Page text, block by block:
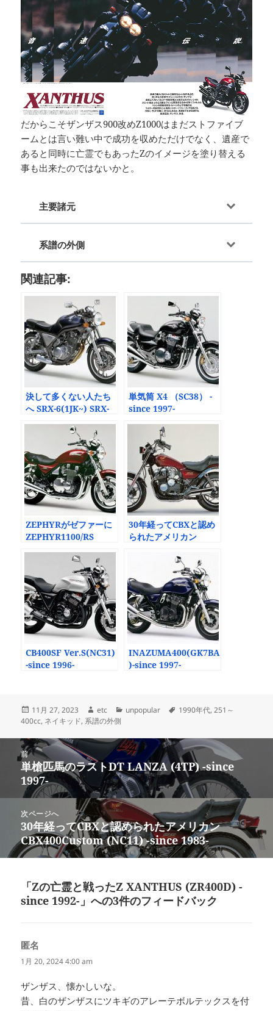
だからこそザンザス900改めZ1000はまだストファイブ
ームとは言い難い中で成功を収めただけでなく、遺産で
あると同時に亡霊でもあったZのイメージを塗り替える
事も出来たのではないかと。
主要諸元
系譜の外側
関連記事:
決して多くない人たち
へ SRX-6(1JK~) SRX-
単気筒 X4 （SC38） -
since 1997-
ZEPHYRがゼファーに
ZEPHYR1100/RS
30年経ってCBXと認め
られたアメリカン
(NC11) -since 1983-
CB400SF Ver.S(NC31)
-since 1996-
INAZUMA400(GK7BA
)-since 1997-
投
稿
11月 27, 2023
作
成
etc
カ
リ
ー
unpopular
タ
1990年代,251～
400cc, ネイキッド, 系譜の外側
ン
前
前
の
投
稿:
単槍匹馬のラストDT LANZA (4TP) -since
1997-
次ページへ
次
の
投
30年経ってCBXと認められたアメリカン
CBX400Custom (NC11) -since 1983-
「Zの亡霊と戦ったZ XANTHUS (ZR400D) -
since 1992-」への3件のフィードバック
匿名
り:
1月 20, 2024 4:00 am
ザンザス、懐かしいな。
昔、白のザンザスにツキギのアレーテボルテックスを付